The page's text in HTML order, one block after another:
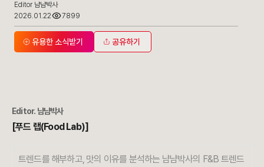
Editor 냠냠박사
2026.01.22
7899
유용한 소식받기 공유하기
Editor. 냠냠박사
[푸드 랩(Food Lab)]
트렌드를 해부하고, 맛의 이유를 분석하는 냠냠박사의 F&B 트렌드